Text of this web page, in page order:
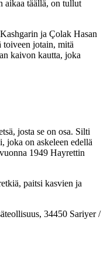
aikaa täällä, on tullut
ja Çolak Hasan
toiveen jotain, mitä
kaivon kautta, joka
josta se on osa. Silti
joka on askeleen edellä
1949 Hayrettin
paitsi kasvien ja
34450 Sariyer /